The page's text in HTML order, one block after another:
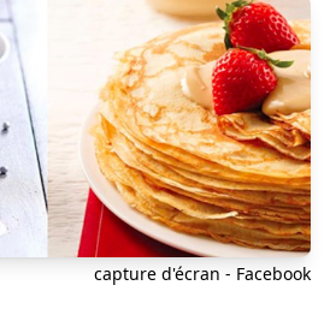
capture d'écran - Facebook